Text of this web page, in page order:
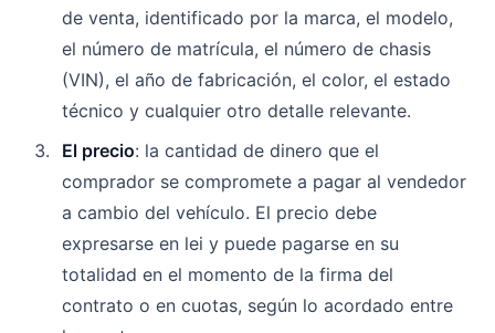
de venta, identificado por la marca, el modelo,
el número de matrícula, el número de chasis
(VIN), el año de fabricación, el color, el estado
técnico y cualquier otro detalle relevante.
El precio: la cantidad de dinero que el
comprador se compromete a pagar al vendedor
a cambio del vehículo. El precio debe
expresarse en lei y puede pagarse en su
totalidad en el momento de la firma del
contrato o en cuotas, según lo acordado entre